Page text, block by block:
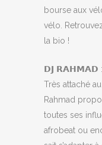
bourse aux
vélo.
la bio !
𝗗𝗝 𝗥𝗔𝗛𝗠𝗔𝗗 :
Très attaché
Rahmad
toutes ses
afrobeat ou